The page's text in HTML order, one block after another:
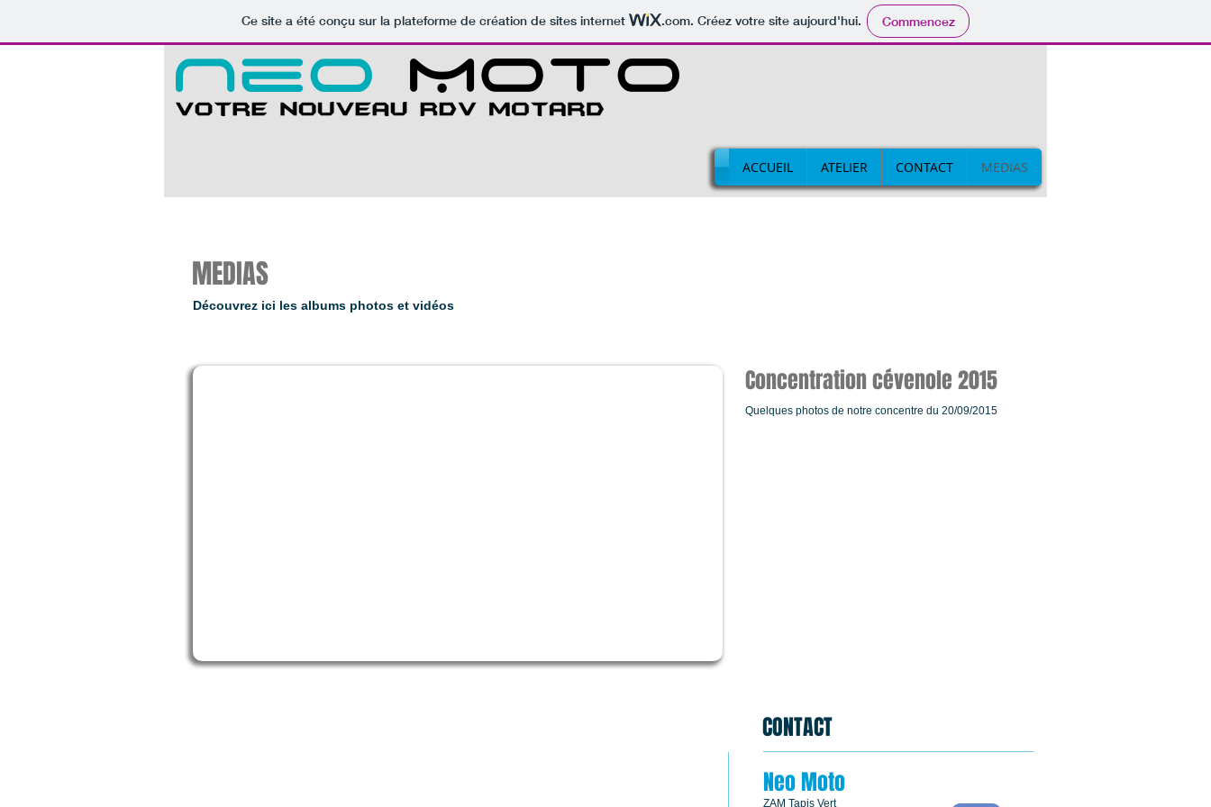
Ce site a été conçu sur la plateforme de création de sites internet .com. Créez votre site aujourd'hui. Commencez
ACCUEIL ATELIER CONTACT MEDIAS
MEDIAS
Découvrez ici les albums photos et vidéos
Concentration cévenole 2015
Quelques photos de notre concentre du 20/09/2015
CONTACT
Neo Moto
ZAM Tapis Vert